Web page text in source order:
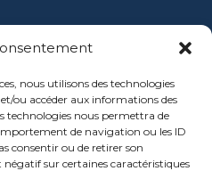
nous utilisons des technologies
ou accéder aux informations des
technologies nous permettra de
de navigation ou les ID
consentir ou de retirer son
sur certaines caractéristiques